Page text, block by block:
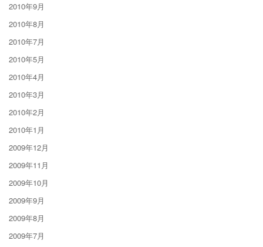
2010年9月
2010年8月
2010年7月
2010年5月
2010年4月
2010年3月
2010年2月
2010年1月
2009年12月
2009年11月
2009年10月
2009年9月
2009年8月
2009年7月